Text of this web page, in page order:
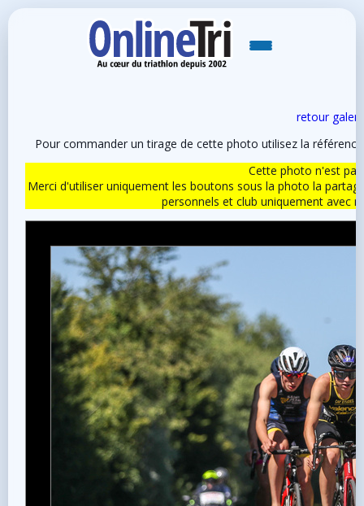
retour
Pour commander un tirage de cette photo utilisez la
Cette photo n'est
Merci d'utiliser uniquement les boutons sous la photo la
personnels et club uniquement avec